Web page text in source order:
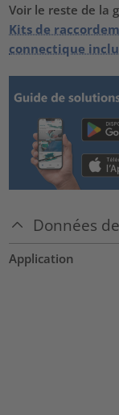
Voir le reste de la
Kits de
connectique
Données
Application